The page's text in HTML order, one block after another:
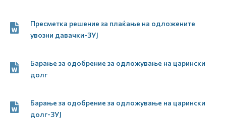
Пресметка решение за плаќање на одложените
увозни давачки-ЗУЈ
Барање за одобрение за одложување на царински
долг
Барање за одобрение за одложување на царински
долг-ЗУЈ